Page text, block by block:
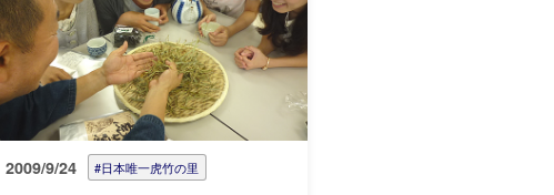
2009/9/24 #日本唯一虎竹の里